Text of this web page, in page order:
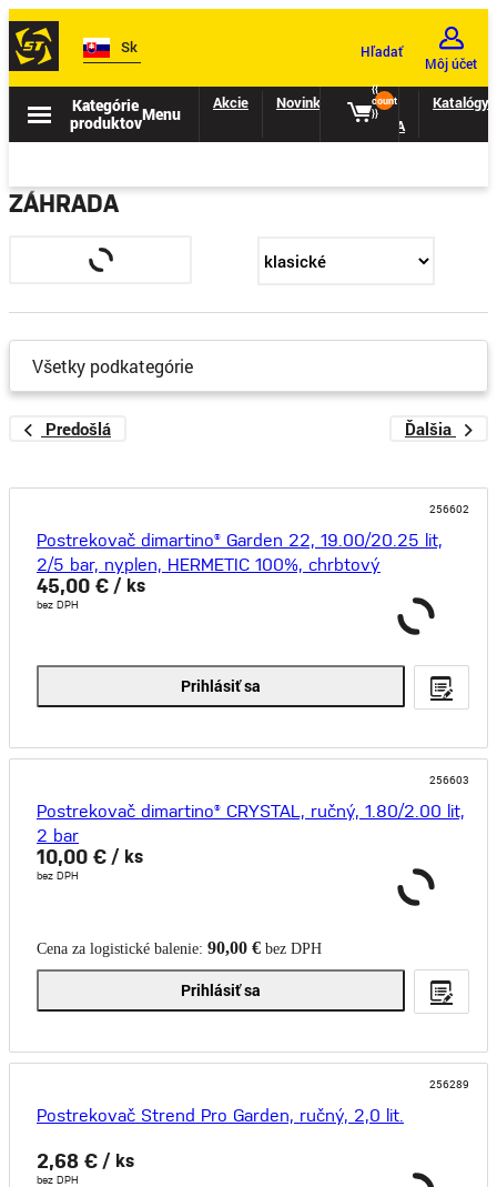
Sk Hľadať
Môj účet
{{
count
}}
Kategórie
produktovMenu
Akcie Novinky
II.
TRIEDA
Katalógy
ZÁHRADA
Všetky podkategórie
Predošlá Ďalšia
256602
Postrekovač dimartino® Garden 22, 19.00/20.25 lit,
2/5 bar, nyplen, HERMETIC 100%, chrbtový
45,00 € / ks
bez DPH
Prihlásiť sa
256603
Postrekovač dimartino® CRYSTAL, ručný, 1.80/2.00 lit,
2 bar
10,00 € / ks
bez DPH
Cena za logistické balenie: 90,00 € bez DPH
Prihlásiť sa
256289
Postrekovač Strend Pro Garden, ručný, 2,0 lit.
2,68 € / ks
bez DPH